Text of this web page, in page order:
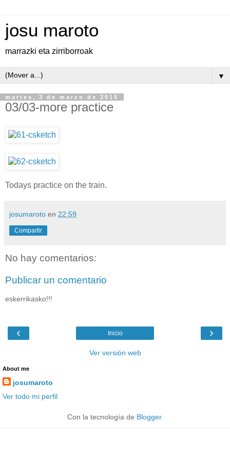
josu maroto
marrazki eta zirriborroak
▼
martes, 3 de marzo de 2015
03/03-more practice
Todays practice on the train.
josumaroto en 22:59
Compartir
No hay comentarios:
Publicar un comentario
eskerrikasko!!!
‹ ›
Inicio
Ver versión web
About me
josumaroto
Ver todo mi perfil
Con la tecnología de Blogger.